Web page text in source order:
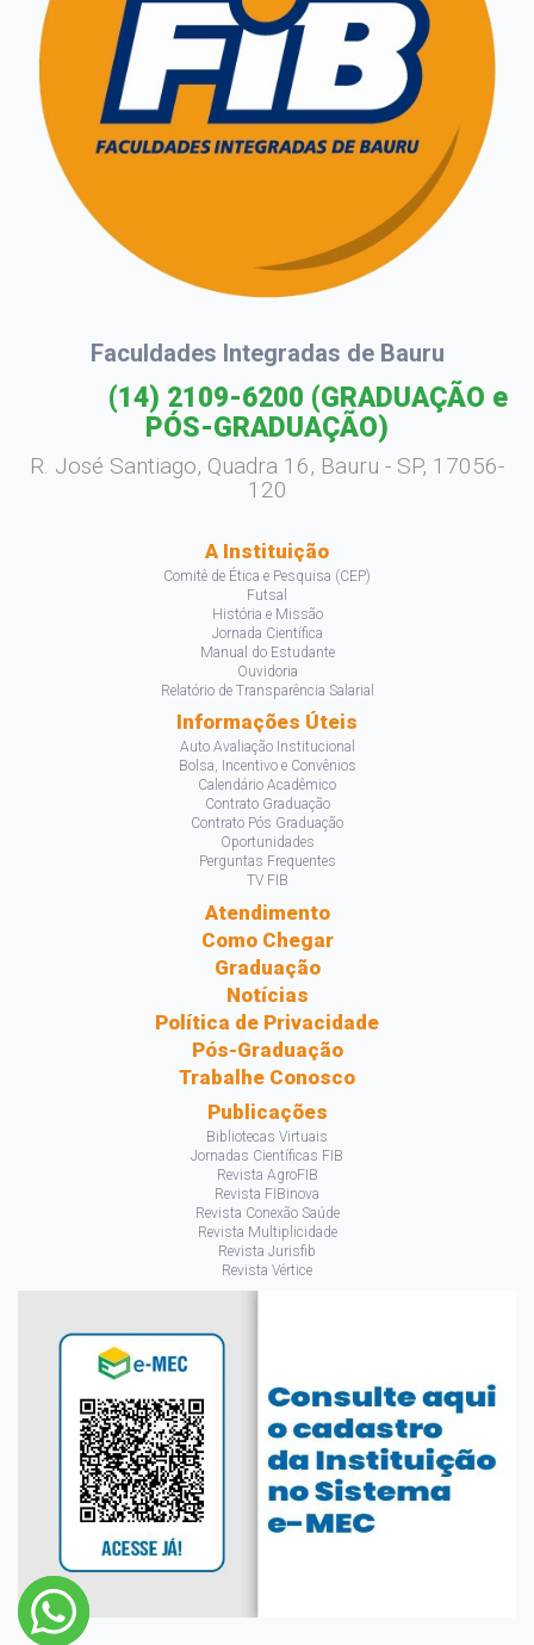
Faculdades Integradas de Bauru
(14) 2109-6200 (GRADUAÇÃO e
PÓS-GRADUAÇÃO)
R. José Santiago, Quadra 16, Bauru - SP, 17056-
120
A Instituição
Comitê de Ética e Pesquisa (CEP)
Futsal
História e Missão
Jornada Científica
Manual do Estudante
Ouvidoria
Relatório de Transparência Salarial
Informações Úteis
Auto Avaliação Institucional
Bolsa, Incentivo e Convênios
Calendário Acadêmico
Contrato Graduação
Contrato Pós Graduação
Oportunidades
Perguntas Frequentes
TV FIB
Atendimento
Como Chegar
Graduação
Notícias
Política de Privacidade
Pós-Graduação
Trabalhe Conosco
Publicações
Bibliotecas Virtuais
Jornadas Científicas FIB
Revista AgroFIB
Revista FIBinova
Revista Conexão Saúde
Revista Multiplicidade
Revista Jurisfib
Revista Vértice